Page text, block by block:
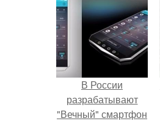
В России
разрабатывают
"Вечный" смартфон